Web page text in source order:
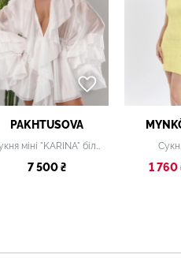
PAKHTUSOVA
7 500 ₴ 1 760